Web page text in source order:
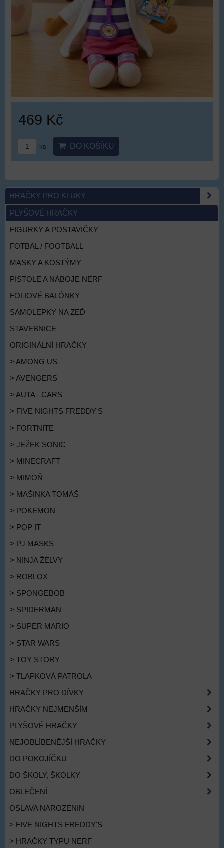
469 Kč
ks DO KOŠÍKU
HRAČKY PRO KLUKY
PLYŠOVÉ HRAČKY
FIGURKY A POSTAVIČKY
FOTBAL / FOOTBALL
MASKY A KOSTÝMY
PISTOLE A NÁBOJE NERF
FOLIOVÉ BALÓNKY
SAMOLEPKY NA ZEĎ
STAVEBNICE
ORIGINÁLNÍ HRAČKY
> AMONG US
> AVENGERS
> AUTA - CARS
> FIVE NIGHTS FREDDY'S
> FORTNITE
> JEŽEK SONIC
> MINECRAFT
> MIMOŇ
> MAŠINKA TOMÁŠ
> POKEMON
> POP IT
> PJ MASKS
> NINJA ŽELVY
> ROBLOX
> SPONGEBOB
> SPIDERMAN
> SUPER MARIO
> STAR WARS
> TOY STORY
> TLAPKOVÁ PATROLA
HRAČKY PRO DÍVKY
HRAČKY NEJMENŠÍM
PLYŠOVÉ HRAČKY
NEJOBLÍBENĚJŠÍ HRAČKY
DO POKOJÍČKU
DO ŠKOLY, ŠKOLKY
OBLEČENÍ
OSLAVA NAROZENIN
> FIVE NIGHTS FREDDY'S
> HRAČKY TYPU NERF